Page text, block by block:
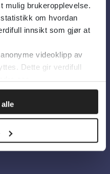
mulig brukeropplevelse.
om hvordan
innsikt som gjør at
videoklipp av
Dette gir verdifull
oss.